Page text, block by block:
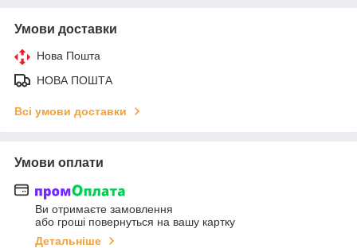
Умови доставки
Нова Пошта
НОВА ПОШТА
Всі умови доставки
Умови оплати
Ви отримаєте замовлення
або гроші повернуться на вашу картку
Детальніше